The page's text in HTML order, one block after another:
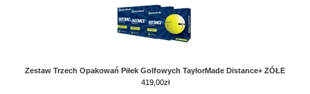
Zestaw Trzech Opakowań Piłek Golfowych TaylorMade Distance+ ZÓŁE
419,00zł